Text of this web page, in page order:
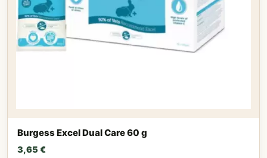
Burgess Excel Dual Care 60 g
3,65 €